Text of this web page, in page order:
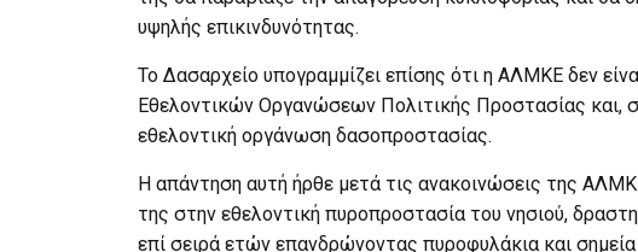
υψηλής επικινδυνότητας.
Το Δασαρχείο υπογραμμίζει επίσης ότι η ΑΛΜΚΕ δεν
Εθελοντικών Οργανώσεων Πολιτικής Προστασίας και,
εθελοντική οργάνωση δασοπροστασίας.
Η απάντηση αυτή ήρθε μετά τις ανακοινώσεις της
της στην εθελοντική πυροπροστασία του νησιού,
επί σειρά ετών επανδρώνοντας πυροφυλάκια και